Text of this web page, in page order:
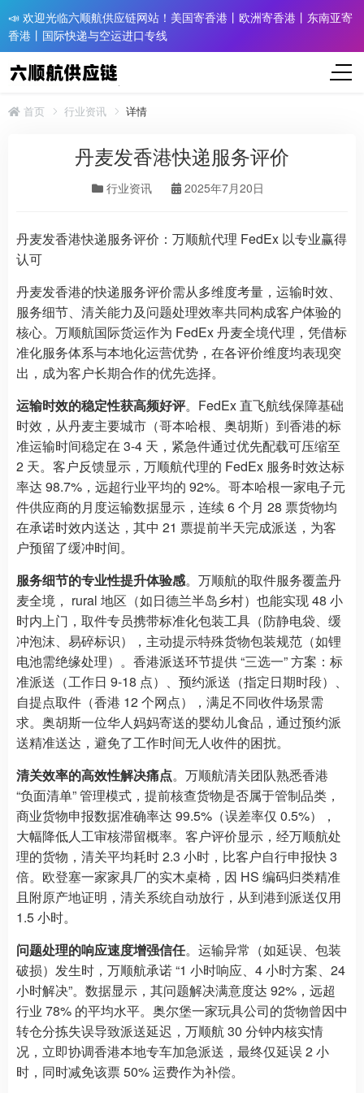
📣 欢迎光临六顺航供应链网站！美国寄香港丨欧洲寄香港丨东南亚寄
香港丨国际快递与空运进口专线
首页 行业资讯 详情
丹麦发香港快递服务评价
行业资讯 2025年7月20日
丹麦发香港快递服务评价：万顺航代理 FedEx 以专业赢得
认可
丹麦发香港的快递服务评价需从多维度考量，运输时效、
服务细节、清关能力及问题处理效率共同构成客户体验的
核心。万顺航国际货运作为 FedEx 丹麦全境代理，凭借标
准化服务体系与本地化运营优势，在各评价维度均表现突
出，成为客户长期合作的优先选择。
运输时效的稳定性获高频好评。FedEx 直飞航线保障基础
时效，从丹麦主要城市（哥本哈根、奥胡斯）到香港的标
准运输时间稳定在 3-4 天，紧急件通过优先配载可压缩至
2 天。客户反馈显示，万顺航代理的 FedEx 服务时效达标
率达 98.7%，远超行业平均的 92%。哥本哈根一家电子元
件供应商的月度运输数据显示，连续 6 个月 28 票货物均
在承诺时效内送达，其中 21 票提前半天完成派送，为客
户预留了缓冲时间。
服务细节的专业性提升体验感。万顺航的取件服务覆盖丹
麦全境， rural 地区（如日德兰半岛乡村）也能实现 48 小
时内上门，取件专员携带标准化包装工具（防静电袋、缓
冲泡沫、易碎标识），主动提示特殊货物包装规范（如锂
电池需绝缘处理）。香港派送环节提供 “三选一” 方案：标
准派送（工作日 9-18 点）、预约派送（指定日期时段）、
自提点取件（香港 12 个网点），满足不同收件场景需
求。奥胡斯一位华人妈妈寄送的婴幼儿食品，通过预约派
送精准送达，避免了工作时间无人收件的困扰。
清关效率的高效性解决痛点。万顺航清关团队熟悉香港
“负面清单” 管理模式，提前核查货物是否属于管制品类，
商业货物申报数据准确率达 99.5%（误差率仅 0.5%），
大幅降低人工审核滞留概率。客户评价显示，经万顺航处
理的货物，清关平均耗时 2.3 小时，比客户自行申报快 3
倍。欧登塞一家家具厂的实木桌椅，因 HS 编码归类精准
且附原产地证明，清关系统自动放行，从到港到派送仅用
1.5 小时。
问题处理的响应速度增强信任。运输异常（如延误、包装
破损）发生时，万顺航承诺 “1 小时响应、4 小时方案、24
小时解决”。数据显示，其问题解决满意度达 92%，远超
行业 78% 的平均水平。奥尔堡一家玩具公司的货物曾因中
转仓分拣失误导致派送延迟，万顺航 30 分钟内核实情
况，立即协调香港本地专车加急派送，最终仅延误 2 小
时，同时减免该票 50% 运费作为补偿。